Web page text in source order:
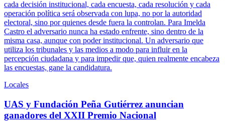
cada decisión institucional, cada encuesta, cada resolución y cada
operación política será observada con lupa, no por la autoridad
electoral, sino por quienes desde fuera la controlan. Para Imelda
Castro el adversario nunca ha estado enfrente, sino dentro de la
misma casa, aunque con poder institucional. Un adversario que
utiliza los tribunales y las medios a modo para influir en la
percepción ciudadana y para impedir que, quien realmente encabeza
las encuestas, gane la candidatura.
Locales
UAS y Fundación Peña Gutiérrez anuncian
ganadores del XXII Premio Nacional